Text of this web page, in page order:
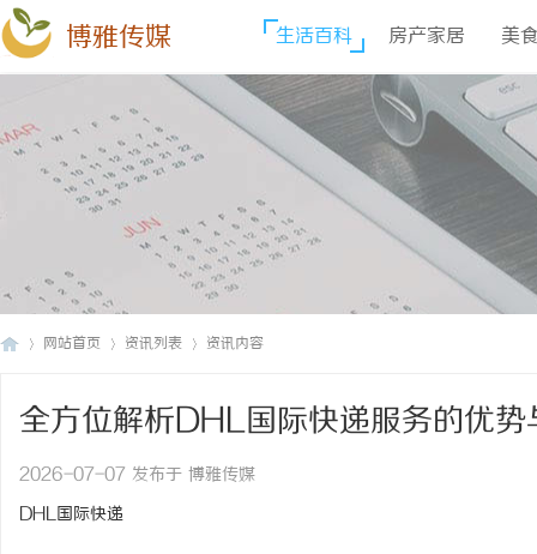
博雅传媒 生活百科 房产家居 美
网站首页 资讯列表 资讯内容
全方位解析DHL国际快递服务的优势
2026-07-07 发布于 博雅传媒
DHL国际快递